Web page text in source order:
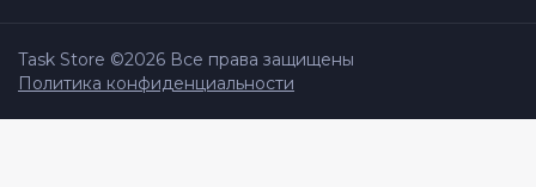
Task Store ©2026 Все права защищены
Политика конфиденциальности